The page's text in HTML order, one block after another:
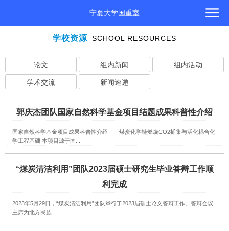
学校资源 SCHOOL RESOURCES
宁夏大学国重室
论文 组内新闻 组内活动
学术交流 新闻速递
郭庆杰团队国家自然科学基金项目结题成果科普性介绍
国家自然科学基金项目成果科普性介绍——煤炭化学链燃烧CO2捕集与活化耦合化
学工程基础 本项目源于国...
“煤炭清洁利用”团队2023届硕士研究生毕业答辩工作顺
利完成
2023年5月29日，“煤炭清洁利用”团队举行了2023届硕士论文答辩工作。答辩会议
主席为北方民族...